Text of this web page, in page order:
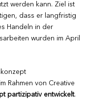
werden kann. Ziel ist
dass er langfristig
Handeln in der
wurden im April
Rahmen von Creative
partizipativ entwickelt.